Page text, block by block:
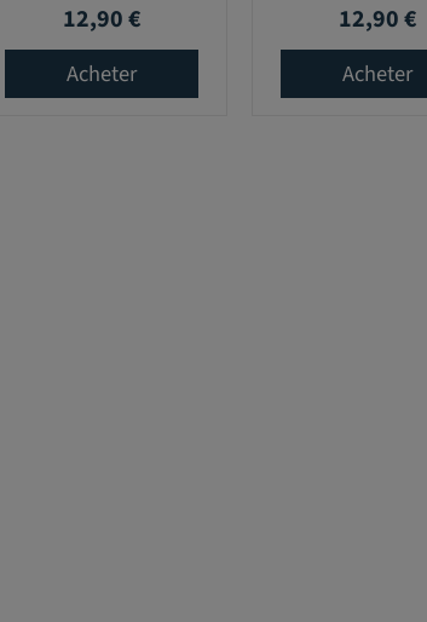
Prix
12,90 €
Acheter
Prix
12,90 €
Acheter